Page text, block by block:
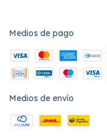
Medios de pago
Medios de envío